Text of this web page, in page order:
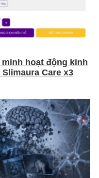
hoạt động kinh
Care x3